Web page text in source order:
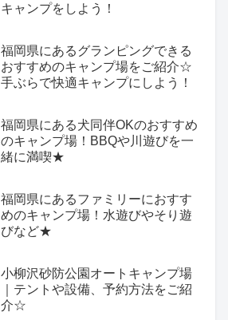
キャンプをしよう！
福岡県にあるグランピングできる
おすすめのキャンプ場をご紹介☆
手ぶらで快適キャンプにしよう！
福岡県にある犬同伴OKのおすすめ
のキャンプ場！BBQや川遊びを一
緒に満喫★
福岡県にあるファミリーにおすす
めのキャンプ場！水遊びやそり遊
びなど★
小柳沢砂防公園オートキャンプ場
｜テントや設備、予約方法をご紹
介☆